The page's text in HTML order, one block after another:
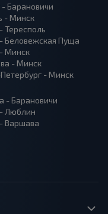
Барановичи
- Минск
Тересполь
Беловежская Пуща
Минск
- Минск
- Минск
- Барановичи
Люблин
Варшава